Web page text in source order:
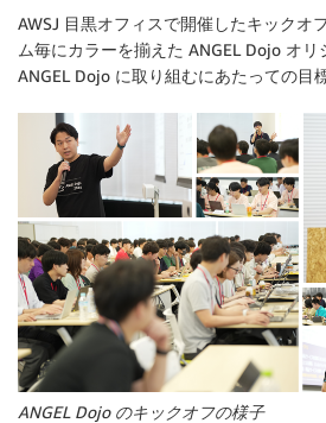
AWSJ 目黒オフィスで開催したキックオ
ム毎にカラーを揃えた ANGEL Dojo オリ
ANGEL Dojo に取り組むにあたっての目
ANGEL Dojo のキックオフの様子